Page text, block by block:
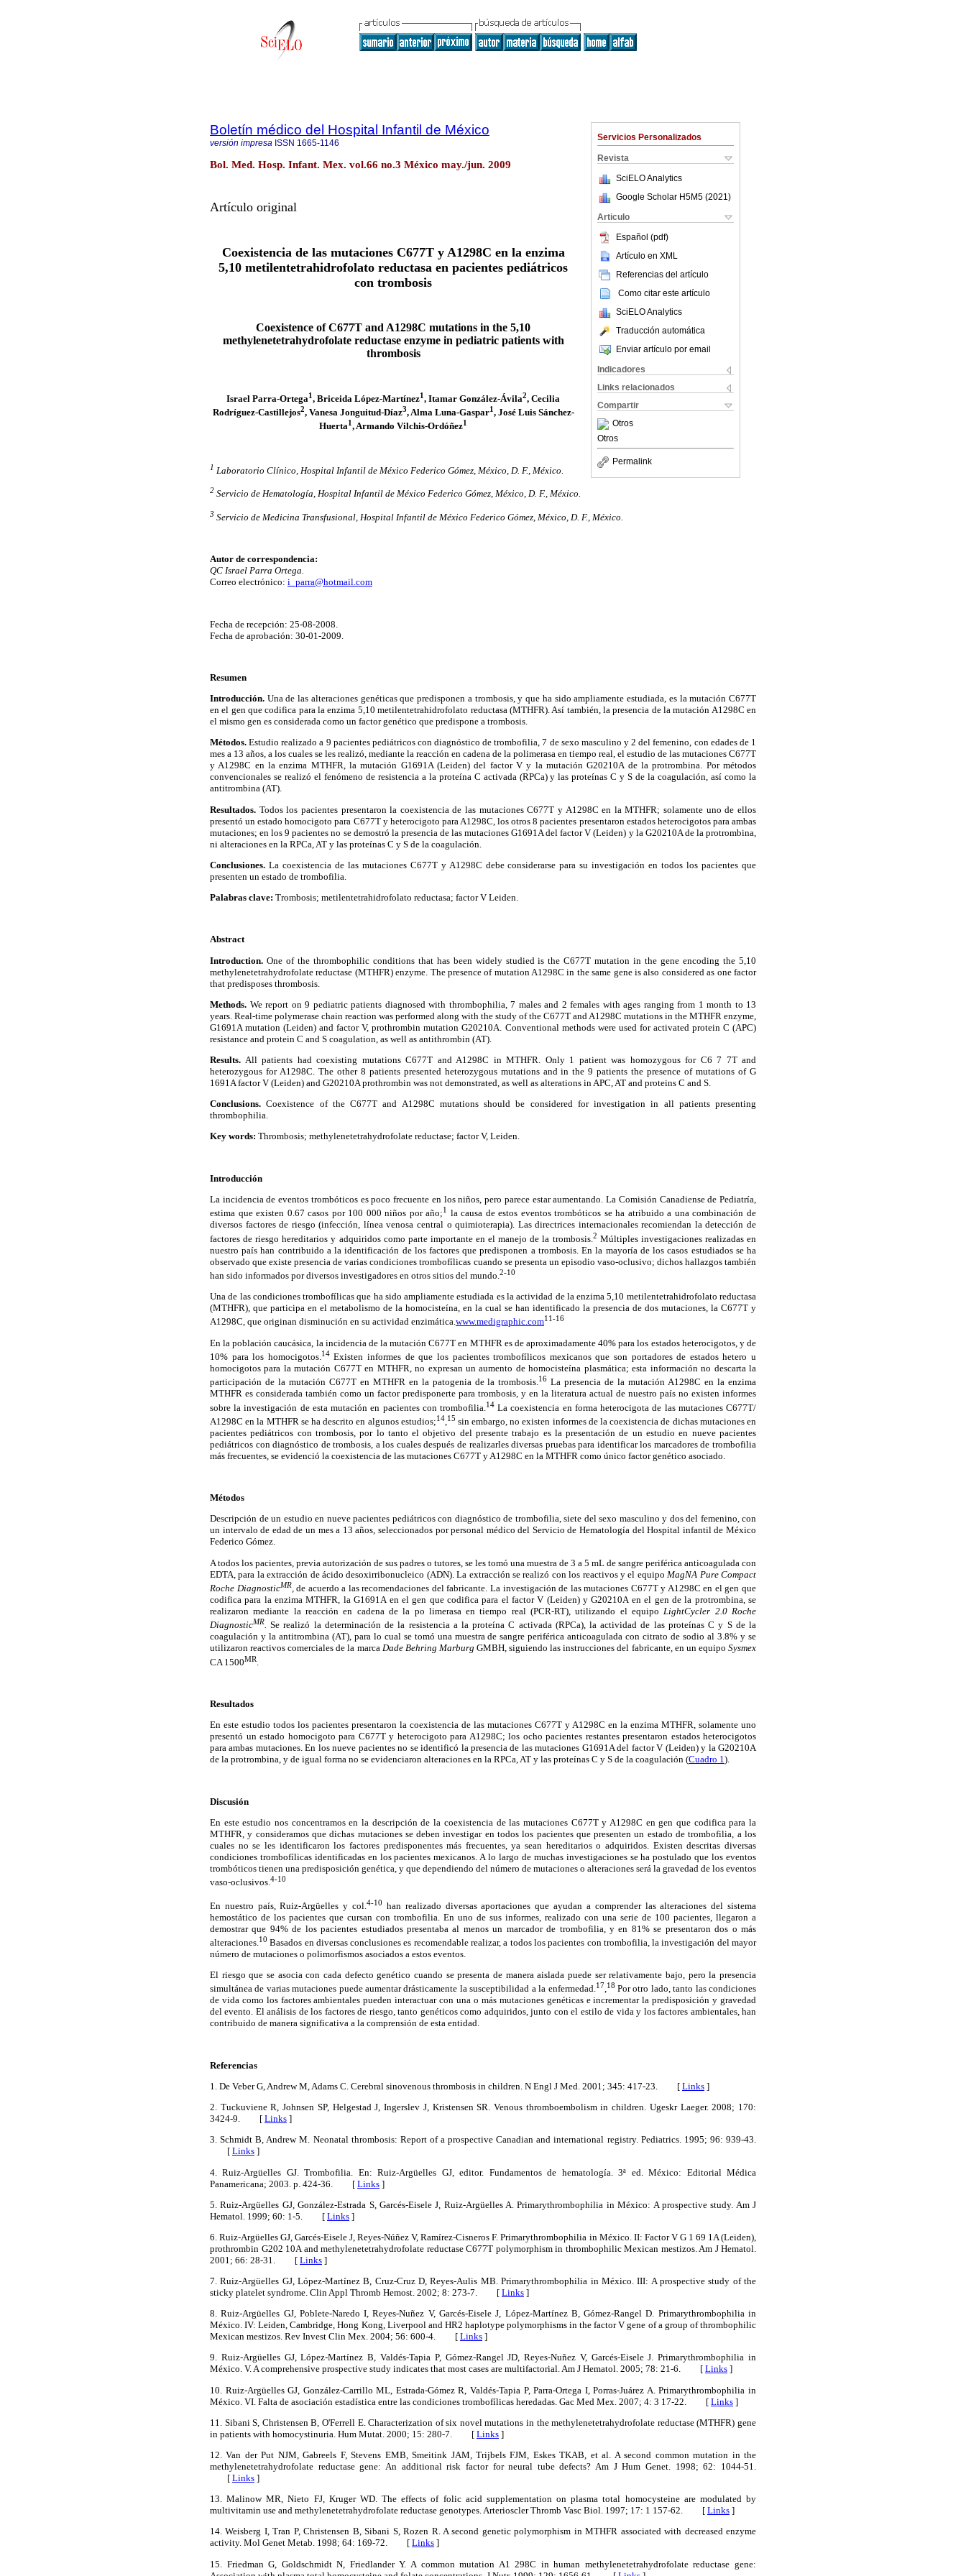
Servicios Personalizados
Revista
SciELO Analytics
Google Scholar H5M5 (2021 )
Articulo
Español (pdf)
Artículo en XML
Referencias del artículo
Como citar este artículo
SciELO Analytics
Traducción automática
Enviar artículo por email
Indicadores
Links relacionados
Compartir
Otros
Otros
Permalink
Boletín médico del Hospital Infantil de México
versión impresa ISSN 1665-1146
Bol. Med. Hosp. Infant. Mex. vol.66 no.3 México may./jun. 2009
Artículo original
Coexistencia de las mutaciones C677T y A1298C en la enzima
5,10 metilentetrahidrofolato reductasa en pacientes pediátricos
con trombosis
Coexistence of C677T and A1298C mutations in the 5,10
methylenetetrahydrofolate reductase enzyme in pediatric patients with
thrombosis
Israel Parra-Ortega1, Briceida López-Martínez1, Itamar González-Ávila2, Cecilia
Rodríguez-Castillejos2, Vanesa Jonguitud-Díaz3, Alma Luna-Gaspar1, José Luis Sánchez-
Huerta1, Armando Vilchis-Ordóñez1
1 Laboratorio Clínico, Hospital Infantil de México Federico Gómez, México, D. F., México.
2 Servicio de Hematología, Hospital Infantil de México Federico Gómez, México, D. F., México.
3 Servicio de Medicina Transfusional, Hospital Infantil de México Federico Gómez, México, D. F., México.
Autor de correspondencia:
QC Israel Parra Ortega.
Correo electrónico: i_parra@hotmail.com
Fecha de recepción: 25-08-2008.
Fecha de aprobación: 30-01-2009.
Resumen
Introducción. Una de las alteraciones genéticas que predisponen a trombosis, y que ha sido ampliamente estudiada, es la mutación C677T
en el gen que codifica para la enzima 5,10 metilentetrahidrofolato reductasa (MTHFR). Así también, la presencia de la mutación A1298C en
el mismo gen es considerada como un factor genético que predispone a trombosis.
Métodos. Estudio realizado a 9 pacientes pediátricos con diagnóstico de trombofilia, 7 de sexo masculino y 2 del femenino, con edades de 1
mes a 13 años, a los cuales se les realizó, mediante la reacción en cadena de la polimerasa en tiempo real, el estudio de las mutaciones C677T
y A1298C en la enzima MTHFR, la mutación G1691A (Leiden) del factor V y la mutación G20210A de la protrombina. Por métodos
convencionales se realizó el fenómeno de resistencia a la proteína C activada (RPCa) y las proteínas C y S de la coagulación, así como la
antitrombina (AT).
Resultados. Todos los pacientes presentaron la coexistencia de las mutaciones C677T y A1298C en la MTHFR; solamente uno de ellos
presentó un estado homocigoto para C677T y heterocigoto para A1298C, los otros 8 pacientes presentaron estados heterocigotos para ambas
mutaciones; en los 9 pacientes no se demostró la presencia de las mutaciones G1691A del factor V (Leiden) y la G20210A de la protrombina,
ni alteraciones en la RPCa, AT y las proteínas C y S de la coagulación.
Conclusiones. La coexistencia de las mutaciones C677T y A1298C debe considerarse para su investigación en todos los pacientes que
presenten un estado de trombofilia.
Palabras clave: Trombosis; metilentetrahidrofolato reductasa; factor V Leiden.
Abstract
Introduction. One of the thrombophilic conditions that has been widely studied is the C677T mutation in the gene encoding the 5,10
methylenetetrahydrofolate reductase (MTHFR) enzyme. The presence of mutation A1298C in the same gene is also considered as one factor
that predisposes thrombosis.
Methods. We report on 9 pediatric patients diagnosed with thrombophilia, 7 males and 2 females with ages ranging from 1 month to 13
years. Real-time polymerase chain reaction was performed along with the study of the C677T and A1298C mutations in the MTHFR enzyme,
G1691A mutation (Leiden) and factor V, prothrombin mutation G20210A. Conventional methods were used for activated protein C (APC)
resistance and protein C and S coagulation, as well as antithrombin (AT).
Results. All patients had coexisting mutations C677T and A1298C in MTHFR. Only 1 patient was homozygous for C6 7 7T and
heterozygous for A1298C. The other 8 patients presented heterozygous mutations and in the 9 patients the presence of mutations of G
1691A factor V (Leiden) and G20210A prothrombin was not demonstrated, as well as alterations in APC, AT and proteins C and S.
Conclusions. Coexistence of the C677T and A1298C mutations should be considered for investigation in all patients presenting
thrombophilia.
Key words: Thrombosis; methylenetetrahydrofolate reductase; factor V, Leiden.
Introducción
La incidencia de eventos trombóticos es poco frecuente en los niños, pero parece estar aumentando. La Comisión Canadiense de Pediatría,
estima que existen 0.67 casos por 100 000 niños por año;1 la causa de estos eventos trombóticos se ha atribuido a una combinación de
diversos factores de riesgo (infección, línea venosa central o quimioterapia). Las directrices internacionales recomiendan la detección de
factores de riesgo hereditarios y adquiridos como parte importante en el manejo de la trombosis. 2 Múltiples investigaciones realizadas en
nuestro país han contribuido a la identificación de los factores que predisponen a trombosis. En la mayoría de los casos estudiados se ha
observado que existe presencia de varias condiciones trombofílicas cuando se presenta un episodio vaso-oclusivo; dichos hallazgos también
han sido informados por diversos investigadores en otros sitios del mundo. 2-10
Una de las condiciones trombofílicas que ha sido ampliamente estudiada es la actividad de la enzima 5,10 metilentetrahidrofolato reductasa
(MTHFR), que participa en el metabolismo de la homocisteína, en la cual se han identificado la presencia de dos mutaciones, la C677T y
A1298C, que originan disminución en su actividad enzimática.www.medigraphic.com11-16
En la población caucásica, la incidencia de la mutación C677T en MTHFR es de aproximadamente 40% para los estados heterocigotos, y de
10% para los homocigotos. 14Existen informes de que los pacientes trombofílicos mexicanos que son portadores de estados hetero u
homocigotos para la mutación C677T en MTHFR, no expresan un aumento de homocisteína plasmática; esta información no descarta la
participación de la mutación C677T en MTHFR en la patogenia de la trombosis.16 La presencia de la mutación A1298C en la enzima
MTHFR es considerada también como un factor predisponerte para trombosis, y en la literatura actual de nuestro país no existen informes
sobre la investigación de esta mutación en pacientes con trombofilia. 14 La coexistencia en forma heterocigota de las mutaciones C677T/
A1298C en la MTHFR se ha descrito en algunos estudios;14, 15 sin embargo, no existen informes de la coexistencia de dichas mutaciones en
pacientes pediátricos con trombosis, por lo tanto el objetivo del presente trabajo es la presentación de un estudio en nueve pacientes
pediátricos con diagnóstico de trombosis, a los cuales después de realizarles diversas pruebas para identificar los marcadores de trombofilia
más frecuentes, se evidenció la coexistencia de las mutaciones C677T y A1298C en la MTHFR como único factor genético asociado.
Métodos
Descripción de un estudio en nueve pacientes pediátricos con diagnóstico de trombofilia, siete del sexo masculino y dos del femenino, con
un intervalo de edad de un mes a 13 años, seleccionados por personal médico del Servicio de Hematología del Hospital infantil de México
Federico Gómez.
A todos los pacientes, previa autorización de sus padres o tutores, se les tomó una muestra de 3 a 5 mL de sangre periférica anticoagulada con
EDTA, para la extracción de ácido desoxirribonucleico (ADN). La extracción se realizó con los reactivos y el equipo MagNA Pure Compact
Roche DiagnosticMR, de acuerdo a las recomendaciones del fabricante. La investigación de las mutaciones C677T y A1298C en el gen que
codifica para la enzima MTHFR, la G1691A en el gen que codifica para el factor V (Leiden) y G20210A en el gen de la protrombina, se
realizaron mediante la reacción en cadena de la po limerasa en tiempo real (PCR-RT), utilizando el equipo LightCycler 2.0 Roche
DiagnosticMR. Se realizó la determinación de la resistencia a la proteína C activada (RPCa), la actividad de las proteínas C y S de la
coagulación y la antitrombina (AT), para lo cual se tomó una muestra de sangre periférica anticoagulada con citrato de sodio al 3.8% y se
utilizaron reactivos comerciales de la marca Dade Behring Marburg GMBH, siguiendo las instrucciones del fabricante, en un equipoSysmex
CA 1500MR.
Resultados
En este estudio todos los pacientes presentaron la coexistencia de las mutaciones C677T y A1298C en la enzima MTHFR, solamente uno
presentó un estado homocigoto para C677T y heterocigoto para A1298C; los ocho pacientes restantes presentaron estados heterocigotos
para ambas mutaciones. En los nueve pacientes no se identificó la presencia de las mutaciones G1691A del factor V (Leiden) y la G20210A
de la protrombina, y de igual forma no se evidenciaron alteraciones en la RPCa, AT y las proteínas C y S de la coagulación (Cuadro 1).
Discusión
En este estudio nos concentramos en la descripción de la coexistencia de las mutaciones C677T y A1298C en gen que codifica para la
MTHFR, y consideramos que dichas mutaciones se deben investigar en todos los pacientes que presenten un estado de trombofilia, a los
cuales no se les identificaron los factores predisponentes más frecuentes, ya sean hereditarios o adquiridos. Existen descritas diversas
condiciones trombofílicas identificadas en los pacientes mexicanos. A lo largo de muchas investigaciones se ha postulado que los eventos
trombóticos tienen una predisposición genética, y que dependiendo del número de mutaciones o alteraciones será la gravedad de los eventos
vaso-oclusivos.4-10
En nuestro país, Ruiz-Argüelles y col.4-10 han realizado diversas aportaciones que ayudan a comprender las alteraciones del sistema
hemostático de los pacientes que cursan con trombofilia. En uno de sus informes, realizado con una serie de 100 pacientes, llegaron a
demostrar que 94% de los pacientes estudiados presentaba al menos un marcador de trombofilia, y en 81% se presentaron dos o más
alteraciones. 10 Basados en diversas conclusiones es recomendable realizar, a todos los pacientes con trombofilia, la investigación del mayor
número de mutaciones o polimorfismos asociados a estos eventos.
El riesgo que se asocia con cada defecto genético cuando se presenta de manera aislada puede ser relativamente bajo, pero la presencia
simultánea de varias mutaciones puede aumentar drásticamente la susceptibilidad a la enfermedad.17,18 Por otro lado, tanto las condiciones
de vida como los factores ambientales pueden interactuar con una o más mutaciones genéticas e incrementar la predisposición y gravedad
del evento. El análisis de los factores de riesgo, tanto genéticos como adquiridos, junto con el estilo de vida y los factores ambientales, han
contribuido de manera significativa a la comprensión de esta entidad.
Referencias
1. De Veber G, Andrew M, Adams C. Cerebral sinovenous thrombosis in children. N Engl J Med. 2001; 345: 417-23. [ Links ]
2. Tuckuviene R, Johnsen SP, Helgestad J, Ingerslev J, Kristensen SR. Venous thromboembolism in children. Ugeskr Laeger. 2008; 170:
3424-9. [ Links ]
3. Schmidt B, Andrew M. Neonatal thrombosis: Report of a prospective Canadian and international registry. Pediatrics. 1995; 96: 939-43.
[ Links ]
4. Ruiz-Argüelles GJ. Trombofilia. En: Ruiz-Argüelles GJ, editor. Fundamentos de hematología. 3ª ed. México: Editorial Médica
Panamericana; 2003. p. 424-36. [ Links ]
5. Ruiz-Argüelles GJ, González-Estrada S, Garcés-Eisele J, Ruiz-Argüelles A. Primarythrombophilia in México: A prospective study. Am J
Hematol. 1999; 60: 1-5. [ Links ]
6. Ruiz-Argüelles GJ, Garcés-Eisele J, Reyes-Núñez V, Ramírez-Cisneros F. Primarythrombophilia in México. II: Factor V G 1 69 1A (Leiden),
prothrombin G202 10A and methylenetetrahydrofolate reductase C677T polymorphism in thrombophilic Mexican mestizos. Am J Hematol.
2001; 66: 28-31. [ Links ]
7. Ruiz-Argüelles GJ, López-Martínez B, Cruz-Cruz D, Reyes-Aulis MB. Primarythrombophilia in México. III: A prospective study of the
sticky platelet syndrome. Clin Appl Thromb Hemost. 2002; 8: 273-7. [ Links ]
8. Ruiz-Argüelles GJ, Poblete-Naredo I, Reyes-Nuñez V, Garcés-Eisele J, López-Martínez B, Gómez-Rangel D. Primarythrombophilia in
México. IV: Leiden, Cambridge, Hong Kong, Liverpool and HR2 haplotype polymorphisms in the factor V gene of a group of thrombophilic
Mexican mestizos. Rev Invest Clin Mex. 2004; 56: 600-4. [ Links ]
9. Ruiz-Argüelles GJ, López-Martínez B, Valdés-Tapia P, Gómez-Rangel JD, Reyes-Nuñez V, Garcés-Eisele J. Primarythrombophilia in
México. V. A comprehensive prospective study indicates that most cases are multifactorial. Am J Hematol. 2005; 78: 21-6. [ Links ]
10. Ruiz-Argüelles GJ, González-Carrillo ML, Estrada-Gómez R, Valdés-Tapia P, Parra-Ortega I, Porras-Juárez A. Primarythrombophilia in
México. VI. Falta de asociación estadística entre las condiciones trombofílicas heredadas. Gac Med Mex. 2007; 4: 3 17-22. [ Links ]
11. Sibani S, Christensen B, O'Ferrell E. Characterization of six novel mutations in the methylenetetrahydrofolate reductase (MTHFR) gene
in patients with homocystinuria. Hum Mutat. 2000; 15: 280-7. [ Links ]
12. Van der Put NJM, Gabreels F, Stevens EMB, Smeitink JAM, Trijbels FJM, Eskes TKAB, et al. A second common mutation in the
methylenetetrahydrofolate reductase gene: An additional risk factor for neural tube defects? Am J Hum Genet. 1998; 62: 1044-51.
[ Links ]
13. Malinow MR, Nieto FJ, Kruger WD. The effects of folic acid supplementation on plasma total homocysteine are modulated by
multivitamin use and methylenetetrahydrofolate reductase genotypes. Arterioscler Thromb Vasc Biol. 1997; 17: 1 157-62. [ Links ]
14. Weisberg I, Tran P, Christensen B, Sibani S, Rozen R. A second genetic polymorphism in MTHFR associated with decreased enzyme
activity. Mol Genet Metab. 1998; 64: 169-72. [ Links ]
15. Friedman G, Goldschmidt N, Friedlander Y. A common mutation A1 298C in human methylenetetrahydrofolate reductase gene: